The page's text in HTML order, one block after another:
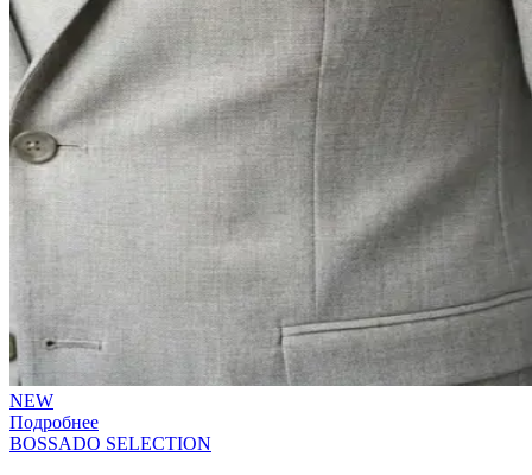
NEW
Подробнее
BOSSADO SELECTION